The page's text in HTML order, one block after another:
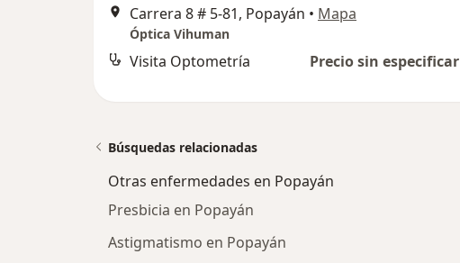
Carrera 8 # 5-81, Popayán • Mapa
Óptica Vihuman
Visita Optometría Precio sin especificar
Búsquedas relacionadas
Otras enfermedades en Popayán
Presbicia en Popayán
Astigmatismo en Popayán